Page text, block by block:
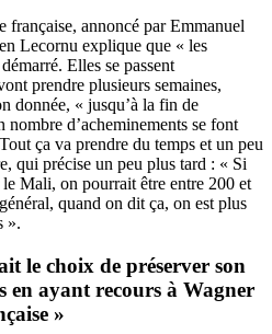
française, annoncé par Emmanuel
Lecornu explique que « les
Elles se passent
prendre plusieurs semaines,
donnée, « jusqu’à la fin de
nombre d’acheminements se font
ça va prendre du temps et un peu
qui précise un peu plus tard : « Si
le Mali, on pourrait être entre 200 et
quand on dit ça, on est plus
».
le choix de préserver son
en ayant recours à Wagner
»